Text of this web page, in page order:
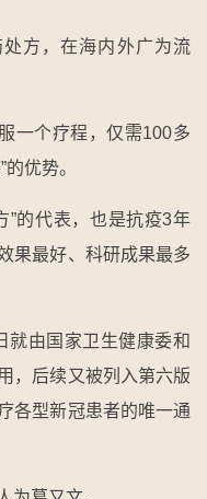
方，在海内外广为流
一个疗程，仅需100多
优势。
”的代表，也是抗疫3年
果最好、科研成果最多
就由国家卫生健康委和
，后续又被列入第六版
各型新冠患者的唯一通